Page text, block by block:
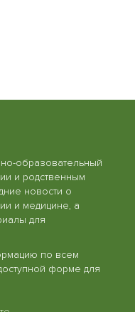
образовательный
и родственным
новости о
и медицине, а
для
по всем
форме для